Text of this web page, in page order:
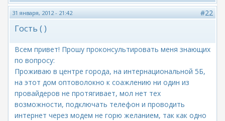
31 января, 2012 - 21:42 #22
Гость ( )
Всем привет! Прошу проконсультировать меня знающих
по вопросу:
Проживаю в центре города, на интернациональной 5Б,
на этот дом оптоволокно к соажлению ни один из
провайдеров не протягивает, мол нет тех
возможности, подключать телефон и проводить
интернет через модем не горю желанием, так как одно